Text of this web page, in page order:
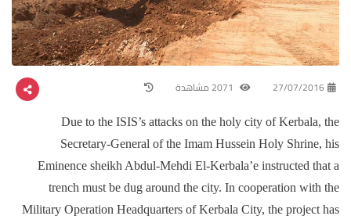
27/07/2016
Due to the ISIS’s attacks on the holy city of Kerbala, the
Secretary-General of the Imam Hussein Holy Shrine, his
Eminence sheikh Abdul-Mehdi El-Kerbala’e instructed that a
trench must be dug around the city. In cooperation with the
Military Operation Headquarters of Kerbala City, the project has